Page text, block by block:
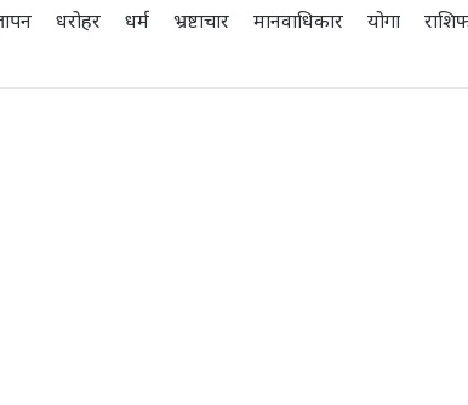
धरोहर धर्म भ्रष्टाचार मानवाधिकार योगा